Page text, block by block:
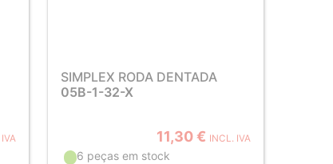
SIMPLEX RODA DENTADA
05B-1-32-X
11,30 € INCL. IVA
6 peças em stock